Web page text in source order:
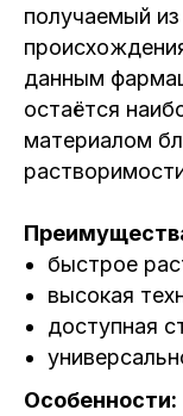
получаемый
данным
остаётся
материалом
быстрое
высокая
доступная
Особенности: